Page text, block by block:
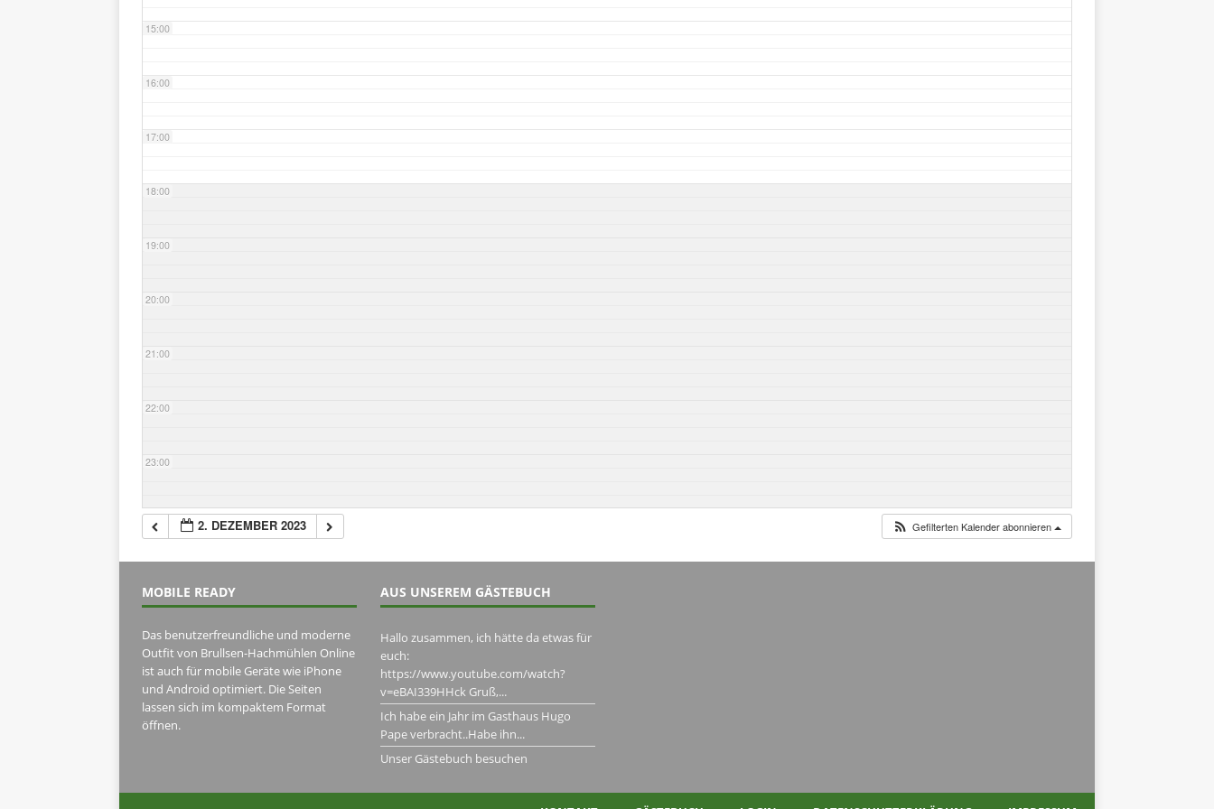
15:00
16:00
17:00
18:00
19:00
20:00
21:00
22:00
23:00
2. DEZEMBER 2023 Gefilterten Kalender abonnieren
MOBILE READY
Das benutzerfreundliche und moderne
Outfit von Brullsen-Hachmühlen Online
ist auch für mobile Geräte wie iPhone
und Android optimiert. Die Seiten
lassen sich im kompaktem Format
öffnen.
AUS UNSEREM GÄSTEBUCH
Hallo zusammen, ich hätte da etwas für
euch:
https://www.youtube.com/watch?
v=eBAI339HHck Gruß,...
Ich habe ein Jahr im Gasthaus Hugo
Pape verbracht..Habe ihn...
Unser Gästebuch besuchen